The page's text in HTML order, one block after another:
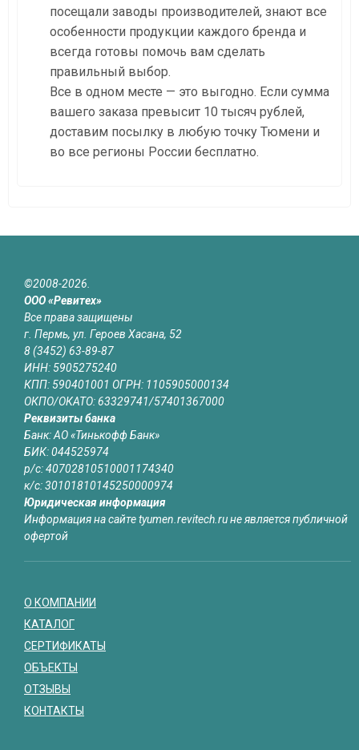
посещали заводы производителей, знают все
особенности продукции каждого бренда и
всегда готовы помочь вам сделать
правильный выбор.
Все в одном месте — это выгодно. Если сумма
вашего заказа превысит 10 тысяч рублей,
доставим посылку в любую точку Тюмени и
во все регионы России бесплатно.
©2008-2026.
ООО «Ревитех»
Все права защищены
г. Пермь, ул. Героев Хасана, 52
8 (3452) 63-89-87
ИНН: 5905275240
КПП: 590401001 ОГРН: 1105905000134
ОКПО/ОКАТО: 63329741/57401367000
Реквизиты банка
Банк: АО «Тинькофф Банк»
БИК: 044525974
р/с: 40702810510001174340
к/с: 30101810145250000974
Юридическая информация
Информация на сайте tyumen.revitech.ru не является публичной
офертой
О КОМПАНИИ
КАТАЛОГ
СЕРТИФИКАТЫ
ОБЪЕКТЫ
ОТЗЫВЫ
КОНТАКТЫ